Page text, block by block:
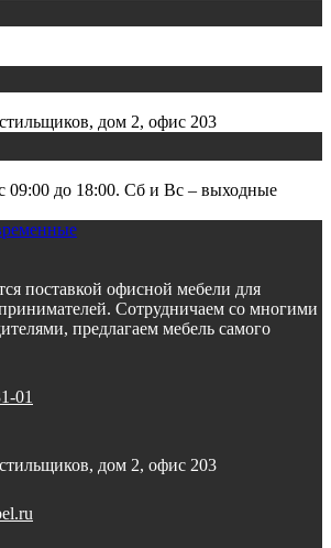
дом 2, офис 203
09:00 до 18:00. Сб и Вс – выходные
поставкой офисной мебели для
Сотрудничаем со многими
предлагаем мебель самого
01
дом 2, офис 203